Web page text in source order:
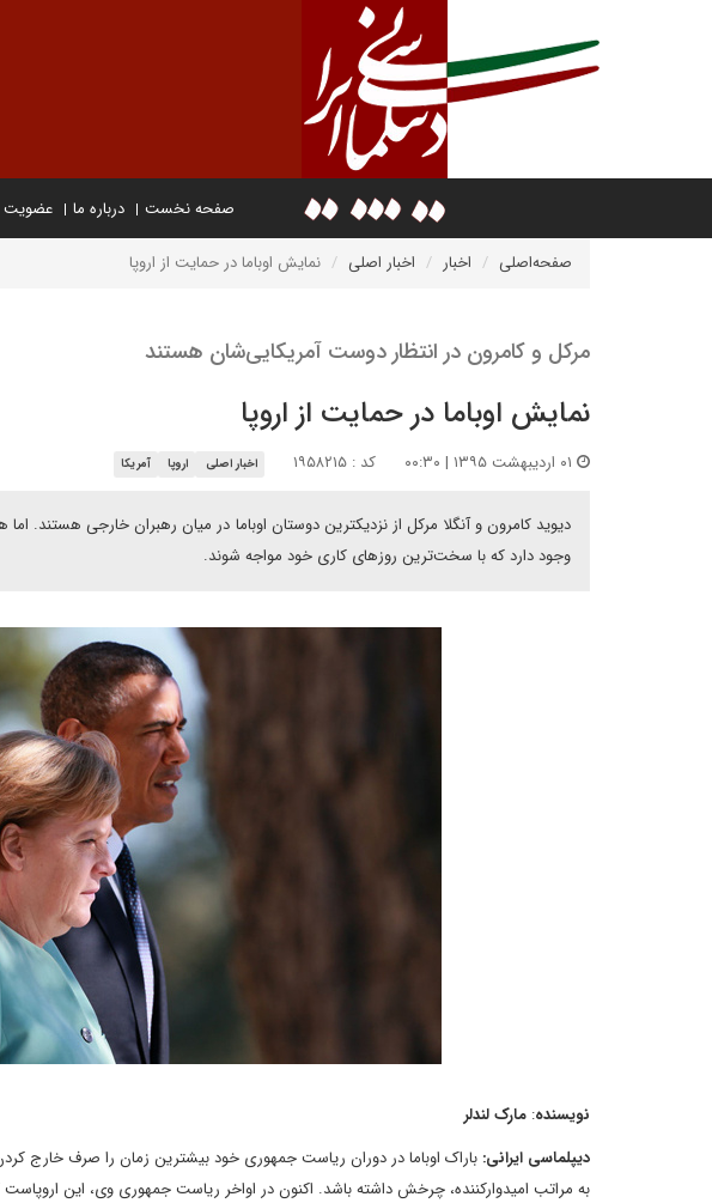
صفحه نخست درباره ما عضویت
صفحه‌اصلی اخبار اخبار اصلی نمایش اوباما در حمایت از اروپا
مرکل و کامرون در انتظار دوست آمریکایی‌شان هستند
نمایش اوباما در حمایت از اروپا
کد : ۱۹۵۸۲۱۵ اخبار اصلی اروپا آمریکا
دیوید کامرون و آنگلا مرکل از نزدیکترین دوستان اوباما در میان رهبران خارجی هستند.
وجود دارد که با سخت‌ترین روزهای کاری خود مواجه شوند.
نویسنده: مارک لندلر
دیپلماسی ایرانی: باراک اوباما در دوران ریاست جمهوری خود بیشترین زمان را صرف خارج کردن
به مراتب امیدوارکننده، چرخش داشته باشد. اکنون در اواخر ریاست جمهوری وی، این